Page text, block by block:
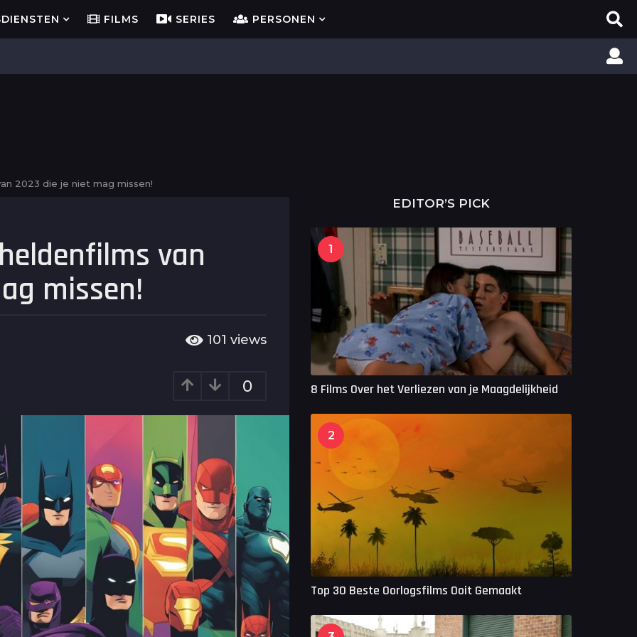
FILMS SERIES PERSONEN
2023 die je niet mag missen!
van
missen!
101 views
0
EDITOR’S PICK
1
8 Films Over het Verliezen van je Maagdelijkheid
2
Top 30 Beste Oorlogsfilms Ooit Gemaakt